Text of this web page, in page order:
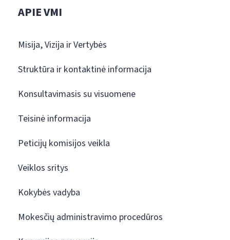
APIE VMI
Misija, Vizija ir Vertybės
Struktūra ir kontaktinė informacija
Konsultavimasis su visuomene
Teisinė informacija
Peticijų komisijos veikla
Veiklos sritys
Kokybės vadyba
Mokesčių administravimo procedūros